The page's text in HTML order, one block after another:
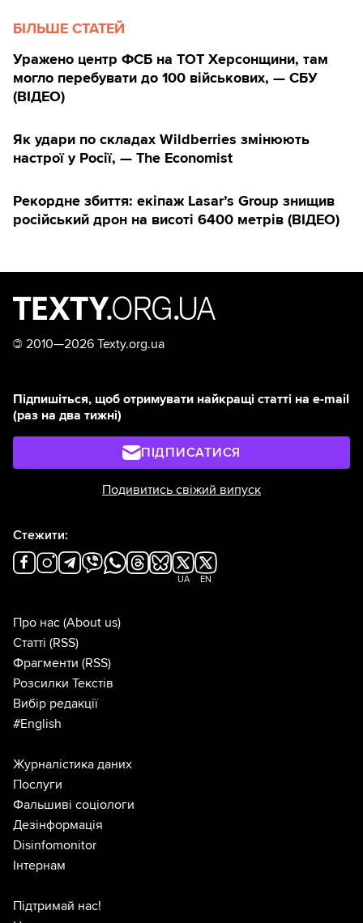
БІЛЬШЕ СТАТЕЙ
Уражено центр ФСБ на ТОТ Херсонщини, там
могло перебувати до 100 військових, — СБУ
(ВIДЕО)
Як удари по складах Wildberries змінюють
настрої у Росії, — The Economist
Рекордне збиття: екіпаж Lasar’s Group знищив
російський дрон на висоті 6400 метрів (ВІДЕО)
© 2010—2026 Texty.org.ua
Підпишіться, щоб отримувати найкращі статті на e-mail
(раз на два тижні)
ПІДПИСАТИСЯ
Подивитись свіжий випуск
Стежити:
UA EN
Про нас (About us)
Статті (RSS)
Фрагменти (RSS)
Розсилки Текстів
Вибір редакції
#English
Журналістика даних
Послуги
Фальшиві соціологи
Дезінформація
Disinfomonitor
Інтернам
Підтримай нас!